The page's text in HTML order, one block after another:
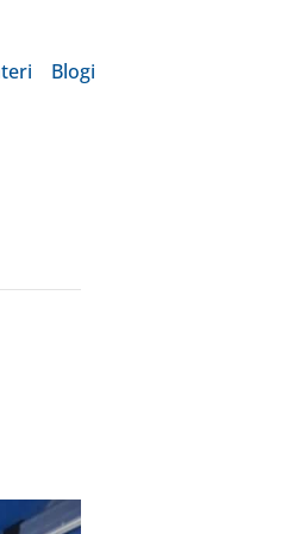
Blogi